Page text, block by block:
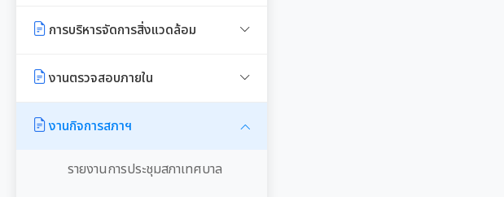
รายงานผลการดำเนินการตาม
มาตรการตรวจสอบการใช้ดุลยพินิจ
เจตจำนงสุจริตของผู้บริหาร
เจตจำนงทางการเมืองการต่อต้าน
มาตรการเผยแพร่ข้อมูลสาธารณะ
การประชุมพิจารณาการทบทวน
เทศบัญญัติเทศบาล
งานที่ 1 งานปกปักทรัพยากรท้อง
งานที่ 2 การสำรวจเก็บข้อมูล
ทรัพยากรท้องถิ่น
ท้องถิ่น
การบริหารจัดการสิ่งแวดล้อม
Green Office
งานตรวจสอบภายใน
การตรวจสอบภายใน
การควบคุมภายใน
งานกิจการสภาฯ
รายงานการประชุมสภาเทศบาล